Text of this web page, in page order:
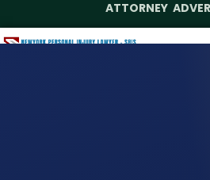
ATTORNEY